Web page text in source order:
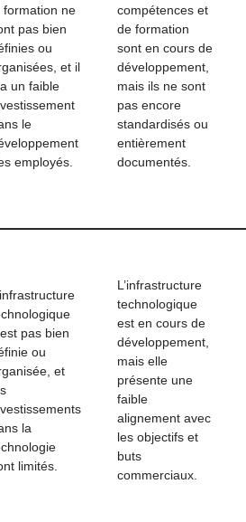
formation ne
pas bien
ou
et il
un faible
le
employés.
compétences et
de formation
sont en cours de
développement,
mais ils ne sont
pas encore
standardisés ou
entièrement
documentés.
pas bien
ou
et
la
limités.
L’infrastructure
technologique
est en cours de
développement,
mais elle
présente une
faible
alignement avec
les objectifs et
buts
commerciaux.